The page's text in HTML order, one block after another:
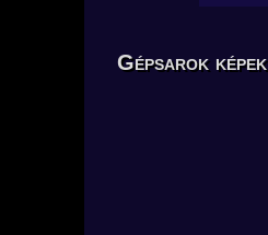
Gépsarok képek